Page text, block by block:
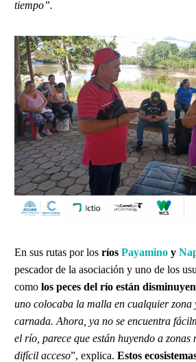
tiempo”.
En sus rutas por los ríos Payamino y
pescador de la asociación y uno de los
como los peces del río están
uno colocaba la malla en cualquier zona
carnada. Ahora, ya no se encuentra
el río, parece que están huyendo a zonas
difícil acceso”, explica. Estos